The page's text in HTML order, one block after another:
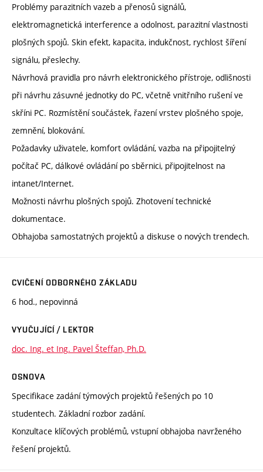
Problémy parazitních vazeb a přenosů signálů,
elektromagnetická interference a odolnost, parazitní vlastnosti
plošných spojů. Skin efekt, kapacita, indukčnost, rychlost šíření
signálu, přeslechy.
Návrhová pravidla pro návrh elektronického přístroje, odlišnosti
při návrhu zásuvné jednotky do PC, včetně vnitřního rušení ve
skříni PC. Rozmístění součástek, řazení vrstev plošného spoje,
zemnění, blokování.
Požadavky uživatele, komfort ovládání, vazba na připojitelný
počítač PC, dálkové ovládání po sběrnici, připojitelnost na
intanet/Internet.
Možnosti návrhu plošných spojů. Zhotovení technické
dokumentace.
Obhajoba samostatných projektů a diskuse o nových trendech.
CVIČENÍ ODBORNÉHO ZÁKLADU
6 hod., nepovinná
VYUČUJÍCÍ / LEKTOR
doc. Ing. et Ing. Pavel Šteffan, Ph.D.
OSNOVA
Specifikace zadání týmových projektů řešených po 10
studentech. Základní rozbor zadání.
Konzultace klíčových problémů, vstupní obhajoba navrženého
řešení projektů.